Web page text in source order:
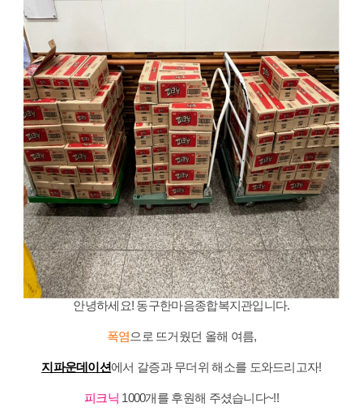
안녕하세요! 동구한마음종합복지관입니다.
폭염으로 뜨거웠던 올해 여름,
지파운데이션에서 갈증과 무더위 해소를 도와드리고자!
피크닉 1000개를 후원해 주셨습니다~!!